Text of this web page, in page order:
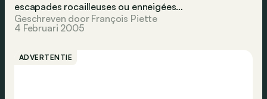
escapades rocailleuses ou enneigées…
Geschreven door François Piette
4 Februari 2005
ADVERTENTIE